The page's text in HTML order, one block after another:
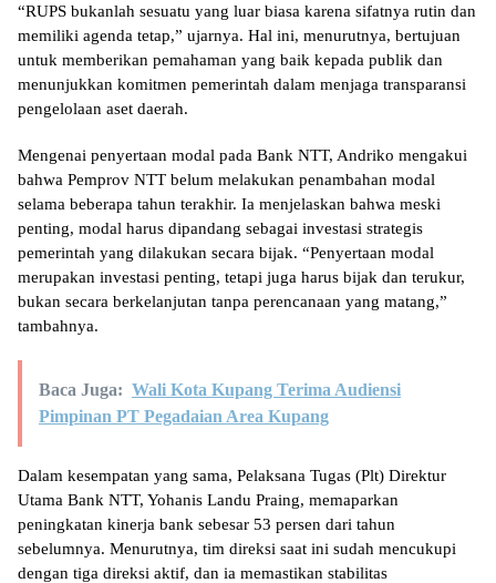
“RUPS bukanlah sesuatu yang luar biasa karena sifatnya rutin dan
memiliki agenda tetap,” ujarnya. Hal ini, menurutnya, bertujuan
untuk memberikan pemahaman yang baik kepada publik dan
menunjukkan komitmen pemerintah dalam menjaga transparansi
pengelolaan aset daerah.
Mengenai penyertaan modal pada Bank NTT, Andriko mengakui
bahwa Pemprov NTT belum melakukan penambahan modal
selama beberapa tahun terakhir. Ia menjelaskan bahwa meski
penting, modal harus dipandang sebagai investasi strategis
pemerintah yang dilakukan secara bijak. “Penyertaan modal
merupakan investasi penting, tetapi juga harus bijak dan terukur,
bukan secara berkelanjutan tanpa perencanaan yang matang,”
tambahnya.
Baca Juga: Wali Kota Kupang Terima Audiensi
Pimpinan PT Pegadaian Area Kupang
Dalam kesempatan yang sama, Pelaksana Tugas (Plt) Direktur
Utama Bank NTT, Yohanis Landu Praing, memaparkan
peningkatan kinerja bank sebesar 53 persen dari tahun
sebelumnya. Menurutnya, tim direksi saat ini sudah mencukupi
dengan tiga direksi aktif, dan ia memastikan stabilitas